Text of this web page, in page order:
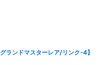
ランドマスターレア/リンク-4】